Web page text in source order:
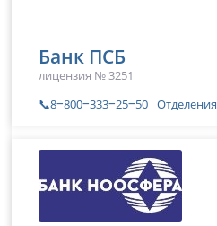
Банк ПСБ
лицензия № 3251
📞8‒800‒333‒25‒50 Отделения